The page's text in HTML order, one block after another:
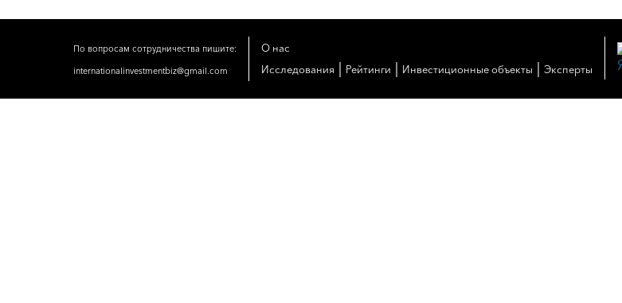
По вопросам сотрудничества пишите:
internationalinvestmentbiz@gmail.com
О нас
Исследования
Рейтинги Инвестиционные объекты Эксперты